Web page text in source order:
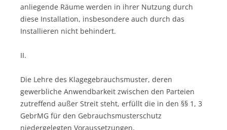
anliegende Räume werden in ihrer Nutzung durch
diese Installation, insbesondere auch durch das
Installieren nicht behindert.
II.
Die Lehre des Klagegebrauchsmuster, deren
gewerbliche Anwendbarkeit zwischen den Parteien
zutreffend außer Streit steht, erfüllt die in den §§ 1, 3
GebrMG für den Gebrauchsmusterschutz
niedergelegten Voraussetzungen.